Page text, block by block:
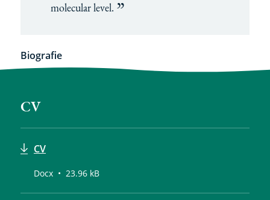
molecular level.
Biografie
CV
CV
Docx 23.96 kB